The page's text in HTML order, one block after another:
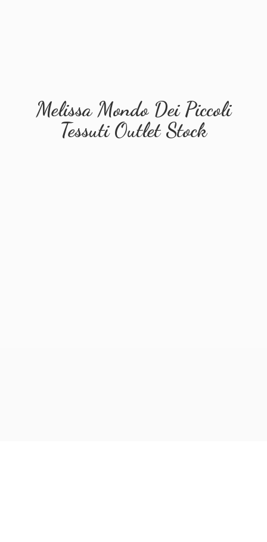
Melissa Mondo Dei Piccoli
Tessuti Outlet Stock